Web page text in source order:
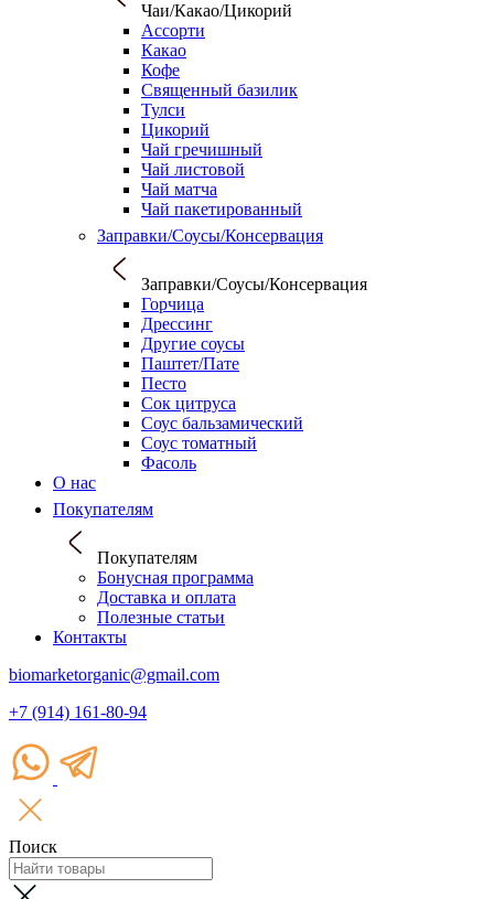
Чаи/Какао/Цикорий
Ассорти
Какао
Кофе
Священный базилик
Тулси
Цикорий
Чай гречишный
Чай листовой
Чай матча
Чай пакетированный
Заправки/Соусы/Консервация
Заправки/Соусы/Консервация
Горчица
Дрессинг
Другие соусы
Паштет/Пате
Песто
Сок цитруса
Соус бальзамический
Соус томатный
Фасоль
О нас
Покупателям
Покупателям
Бонусная программа
Доставка и оплата
Полезные статьи
Контакты
biomarketorganic@gmail.com
+7 (914) 161-80-94
Поиск